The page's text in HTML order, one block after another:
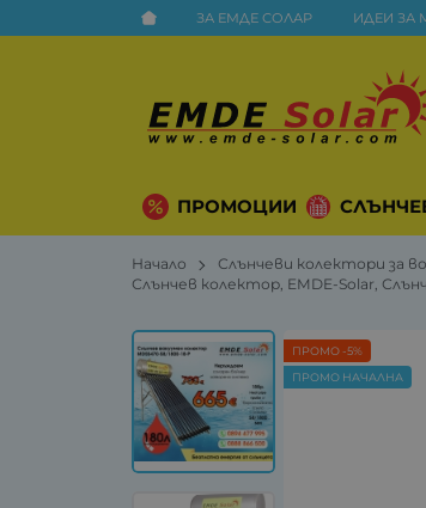
ЗА ЕМДЕ СОЛАР ИДЕИ ЗА
ПРОМОЦИИ
Начало Слънчеви колектори за
Слънчев колектор, EMDE-Solar,
ПРОМО -5%
ПРОМО НАЧАЛНА